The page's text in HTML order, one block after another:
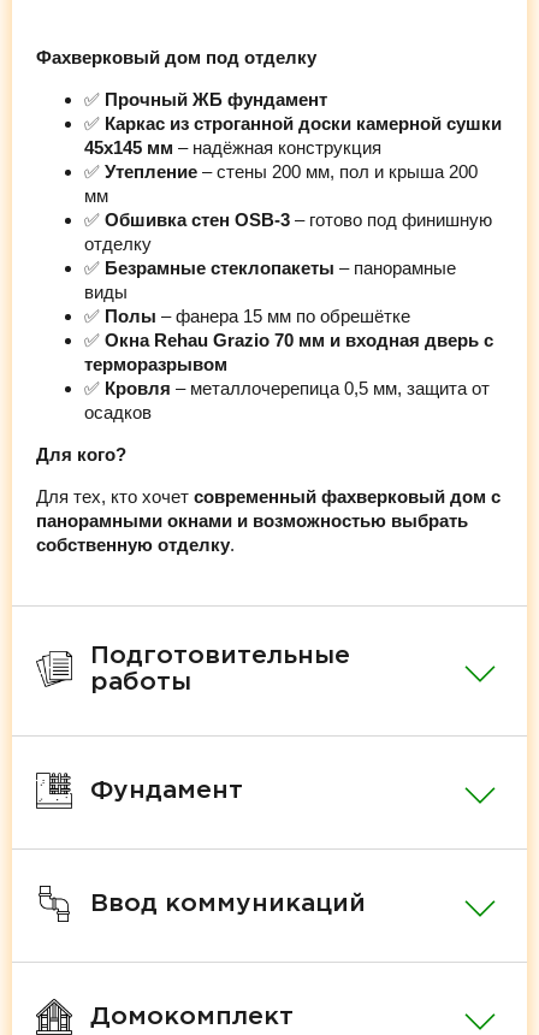
Фахверковый дом под отделку
✅ Прочный ЖБ фундамент
✅ Каркас из строганной доски камерной сушки
45х145 мм – надёжная конструкция
✅ Утепление – стены 200 мм, пол и крыша 200
мм
✅ Обшивка стен OSB-3 – готово под финишную
отделку
✅ Безрамные стеклопакеты – панорамные
виды
✅ Полы – фанера 15 мм по обрешётке
✅ Окна Rehau Grazio 70 мм и входная дверь с
терморазрывом
✅ Кровля – металлочерепица 0,5 мм, защита от
осадков
Для кого?
Для тех, кто хочет современный фахверковый дом с
панорамными окнами и возможностью выбрать
собственную отделку.
Подготовительные
работы
Фундамент
Ввод коммуникаций
Домокомплект